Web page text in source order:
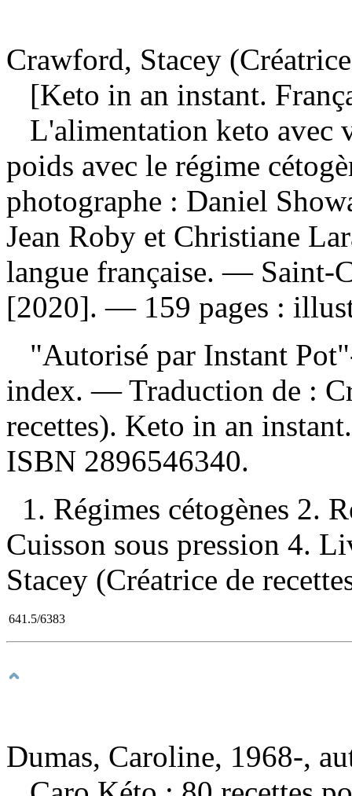
Crawford, Stacey
[Keto in an instant.
L'alimentation keto avec
poids avec le régime
photographe : Daniel
Jean Roby et Christiane
langue française. — Saint-
[2020]. — 159 pages :
"Autorisé par Instant
index. —Traduction de :
recettes). Keto in an
ISBN 2896546340.
1. Régimes cétogènes 2.
Cuisson sous pression 4.
Stacey (Créatrice de
641.5/6383
Dumas, Caroline, 1968-,